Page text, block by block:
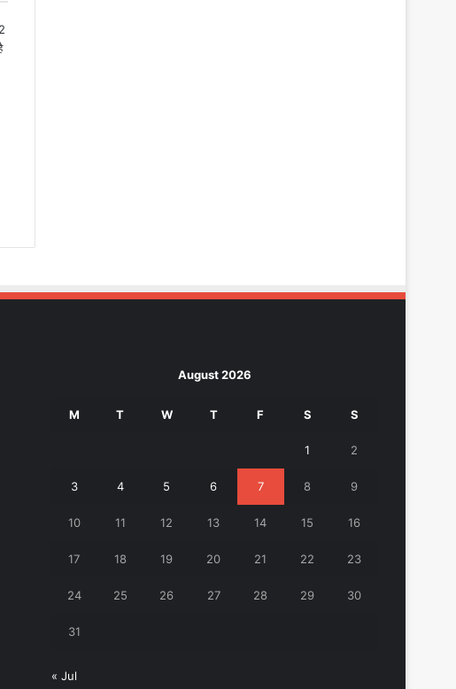
August 2026
M T W T F S S
1 2
3 4 5 6 7 8 9
10 11 12 13 14 15 16
17 18 19 20 21 22 23
24 25 26 27 28 29 30
31
« Jul